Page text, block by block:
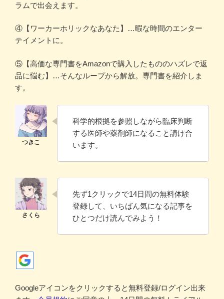
ラムで出会えます。
④【ワーカーホリックなあなた】…暇な時間のエンター
テイメントに。
⑤【高価な専門書をAmazonで購入したもののハズレで返
品に悩む】…そんなループから解放。専門書を紹介しま
す。
科学的根拠を参照しながら臨床判断
する医師や薬剤師になること請け合
います。
先ず1クリックで14日間の無料体験
登録して、いちばん気になる記事を
ひとつだけ読んでみよう！
Googleアイコンをクリックすると無料登録/ログイン出来